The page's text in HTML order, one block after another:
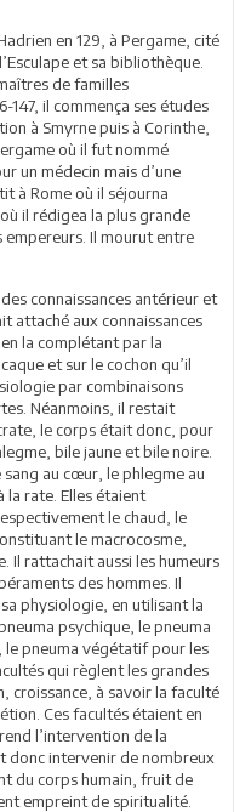
en 129, à Pergame, cité
et sa bibliothèque.
de familles
il commença ses études
à Smyrne puis à Corinthe,
où il fut nommé
un médecin mais d’une
à Rome où il séjourna
il rédigea la plus grande
Il mourut entre
connaissances antérieur et
attaché aux connaissances
la complétant par la
et sur le cochon qu’il
par combinaisons
Néanmoins, il restait
le corps était donc, pour
bile jaune et bile noire.
sang au cœur, le phlegme au
la rate. Elles étaient
le chaud, le
le macrocosme,
Il rattachait aussi les humeurs
des hommes. Il
physiologie, en utilisant la
psychique, le pneuma
pneuma végétatif pour les
qui règlent les grandes
croissance, à savoir la faculté
Ces facultés étaient en
l’intervention de la
donc intervenir de nombreux
du corps humain, fruit de
empreint de spiritualité.